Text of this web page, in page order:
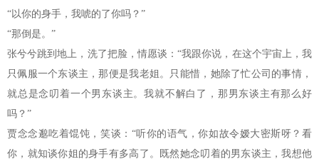
“以你的身手，我唬的了你吗？”
“那倒是。”
张兮兮跳到地上，洗了把脸，情愿谈：“我跟你说，在这个宇宙上，我
只佩服一个东谈主，那便是我老姐。只能惜，她除了忙公司的事情，
就总是念叨着一个男东谈主。我就不解白了，那男东谈主有那么好
吗？”
贾念念邈吃着馄饨，笑谈：“听你的语气，你如故令嫒大密斯呀？看
你，就知谈你姐的身手有多高了。既然她念叨着的男东谈主，我想他